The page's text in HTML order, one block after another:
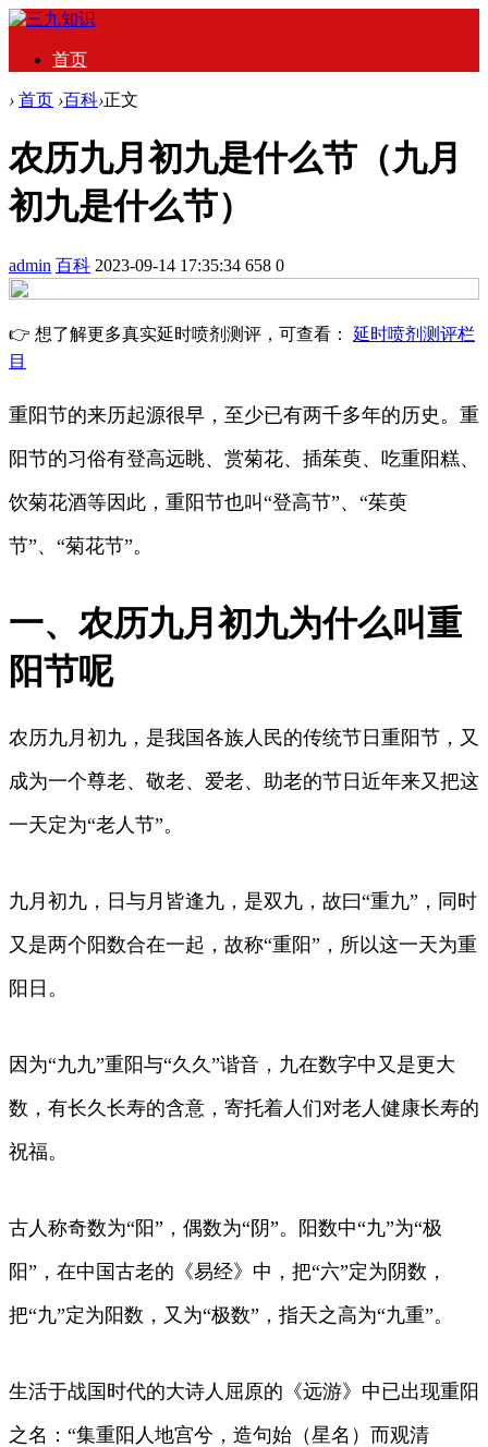
首页
› 首页 ›百科›正文
农历九月初九是什么节（九月
初九是什么节）
admin 百科 2023-09-14 17:35:34 658 0
👉 想了解更多真实延时喷剂测评，可查看： 延时喷剂测评栏
目
重阳节的来历起源很早，至少已有两千多年的历史。重
阳节的习俗有登高远眺、赏菊花、插茱萸、吃重阳糕、
饮菊花酒等因此，重阳节也叫“登高节”、“茱萸
节”、“菊花节”。
一、农历九月初九为什么叫重
阳节呢
农历九月初九，是我国各族人民的传统节日重阳节，又
成为一个尊老、敬老、爱老、助老的节日近年来又把这
一天定为“老人节”。
九月初九，日与月皆逢九，是双九，故曰“重九”，同时
又是两个阳数合在一起，故称“重阳”，所以这一天为重
阳日。
因为“九九”重阳与“久久”谐音，九在数字中又是更大
数，有长久长寿的含意，寄托着人们对老人健康长寿的
祝福。
​古人称奇数为“阳”，偶数为“阴”。阳数中“九”为“极
阳”，在中国古老的《易经》中，把“六”定为阴数，
把“九”定为阳数，又为“极数”，指天之高为“九重”。
生活于战国时代的大诗人屈原的《远游》中已出现重阳
之名：“集重阳人地宫兮，造句始（星名）而观清